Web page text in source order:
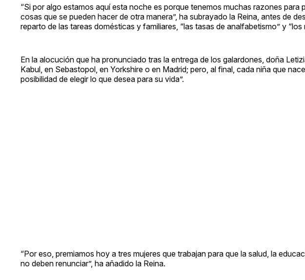
“Si por algo estamos aquí esta noche es porque tenemos muchas razones para
cosas que se pueden hacer de otra manera”, ha subrayado la Reina, antes de
reparto de las tareas domésticas y familiares, “las tasas de analfabetismo” y
En la alocución que ha pronunciado tras la entrega de los galardones, doña
Kabul, en Sebastopol, en Yorkshire o en Madrid; pero, al final, cada niña que
posibilidad de elegir lo que desea para su vida”.
“Por eso, premiamos hoy a tres mujeres que trabajan para que la salud, la
no deben renunciar”, ha añadido la Reina.